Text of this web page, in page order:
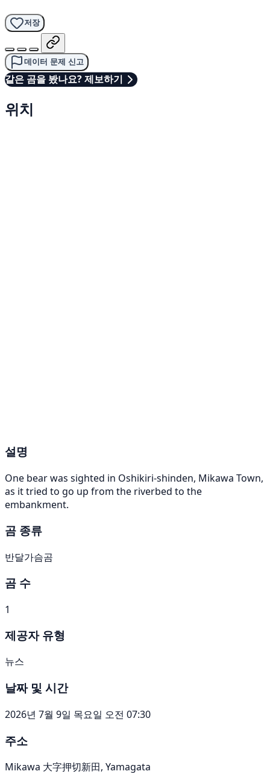
저장
데이터 문제 신고
같은 곰을 봤나요? 제보하기
위치
설명
One bear was sighted in Oshikiri-shinden, Mikawa Town,
as it tried to go up from the riverbed to the
embankment.
곰 종류
반달가슴곰
곰 수
1
제공자 유형
뉴스
날짜 및 시간
2026년 7월 9일 목요일 오전 07:30
주소
Mikawa 大字押切新田, Yamagata